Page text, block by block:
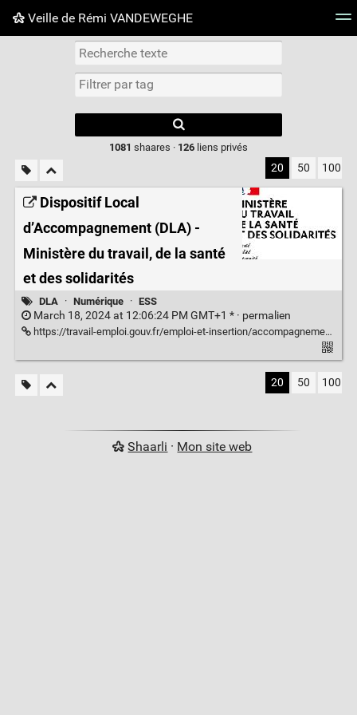
Veille de Rémi VANDEWEGHE
Nuage de tags Mur d'images
results.
1081 shaares · 126liens privés
20 50 100
Dispositif Local
d’Accompagnement (DLA) -
Ministère du travail, de la santé
et des solidarités
DLA · Numérique · ESS
March 18, 2024 at 12:06:24 PM GMT+1 * · permalien
https://travail-emploi.gouv.fr/emploi-et-insertion/accompagnement-des-mutations-economiques/appui-aux-mutations-economiques/article/dispositif-local-d-accompagnement-dla
20 50 100
Shaarli · Mon site web